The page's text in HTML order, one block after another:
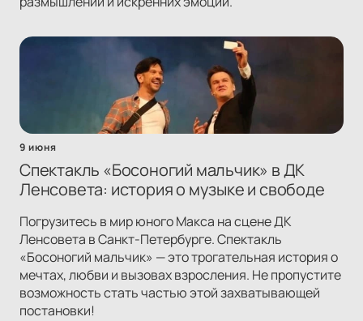
9 июня
Спектакль «Босоногий мальчик» в ДК
Ленсовета: история о музыке и свободе
Погрузитесь в мир юного Макса на сцене ДК
Ленсовета в Санкт-Петербурге. Спектакль
«Босоногий мальчик» — это трогательная история о
мечтах, любви и вызовах взросления. Не пропустите
возможность стать частью этой захватывающей
постановки!